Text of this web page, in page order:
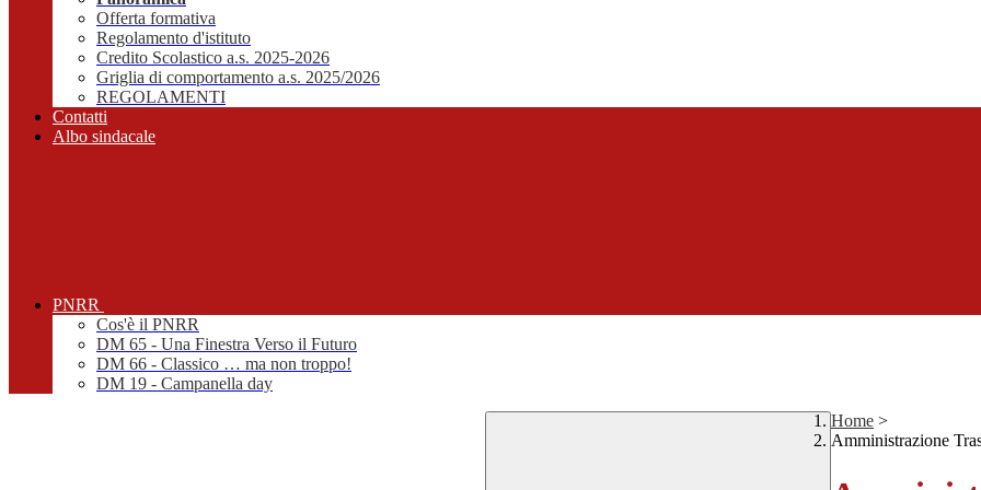
Offerta formativa
Regolamento d'istituto
Credito Scolastico a.s. 2025-2026
Griglia di comportamento a.s. 2025/2026
REGOLAMENTI
Contatti
Albo sindacale
PNRR
Cos'è il PNRR
DM 65 - Una Finestra Verso il Futuro
DM 66 - Classico … ma non troppo!
DM 19 - Campanella day
Home >
Amministrazione